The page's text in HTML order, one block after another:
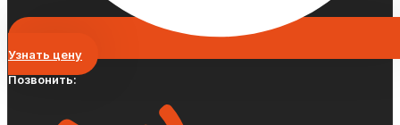
Узнать цену
Позвонить: